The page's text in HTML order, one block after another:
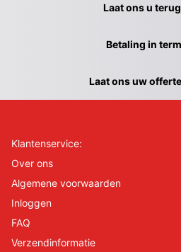
Laat ons u
Betaling in
Laat ons uw
Klantenservice:
Over ons
Algemene voorwaarden
Inloggen
FAQ
Verzendinformatie